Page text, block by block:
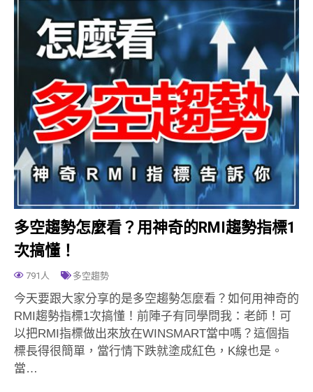
多空趨勢怎麼看？用神奇的RMI趨勢指標1
次搞懂！
791人 多空趨勢
今天要跟大家分享的是多空趨勢怎麼看？如何用神奇的
RMI趨勢指標1次搞懂！前陣子有同學問我：老師！可
以把RMI指標做出來放在WINSMART當中嗎？這個指
標長得很簡單，當行情下跌就塗成紅色，K線也是。
當…